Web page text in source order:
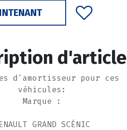
d'article
d'amortisseur pour ces
véhicules:
Marque :
GRAND SCÉNIC